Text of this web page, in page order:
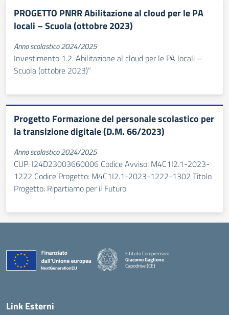
PROGETTO PNRR Abilitazione al cloud per le PA
locali – Scuola (ottobre 2023)
Anno scolastico 2024/2025
Investimento 1.2. Abilitazione al cloud per le PA locali –
Scuola (ottobre 2023)”
Progetto Formazione del personale scolastico per
la transizione digitale (D.M. 66/2023)
Anno scolastico 2024/2025
CUP: I24D23003660006 Codice Avviso: M4C1I2.1-2023-
1222 Codice Progetto: M4C1I2.1-2023-1222-1302 Titolo
Progetto: Ripartiamo per il Futuro
Istituto Comprensivo
Giacomo Gaglione
Capodrise (CE)
— Visita la pagina iniziale della scuola
Link Esterni